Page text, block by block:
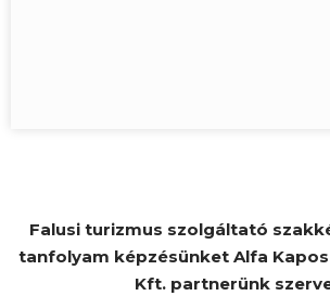
Falusi turizmus szolgáltató
tanfolyam képzésünket Alfa
Kft. partnerünk